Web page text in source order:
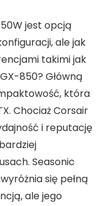
jest opcją
ale jak
takimi jak
850? Główną
która
Chociaż Corsair
i reputację
Seasonic
się pełną
ale jego